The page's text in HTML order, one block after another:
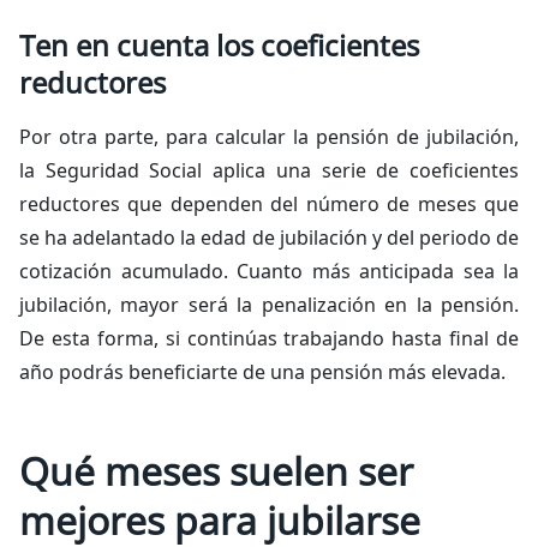
Ten en cuenta los coeficientes
reductores
Por otra parte, para calcular la pensión de jubilación,
la Seguridad Social aplica una serie de coeficientes
reductores que dependen del número de meses que
se ha adelantado la edad de jubilación y del periodo de
cotización acumulado. Cuanto más anticipada sea la
jubilación, mayor será la penalización en la pensión.
De esta forma, si continúas trabajando hasta final de
año podrás beneficiarte de una pensión más elevada.
Qué meses suelen ser
mejores para jubilarse